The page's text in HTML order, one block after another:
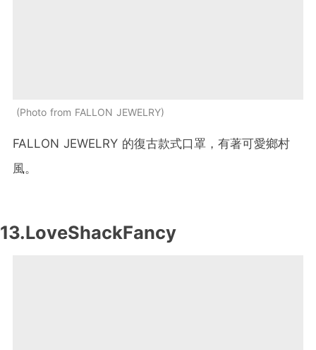
Photo from FALLON JEWELRY
FALLON JEWELRY 的復古款式口罩，有著可愛鄉村
風。
13.LoveShackFancy